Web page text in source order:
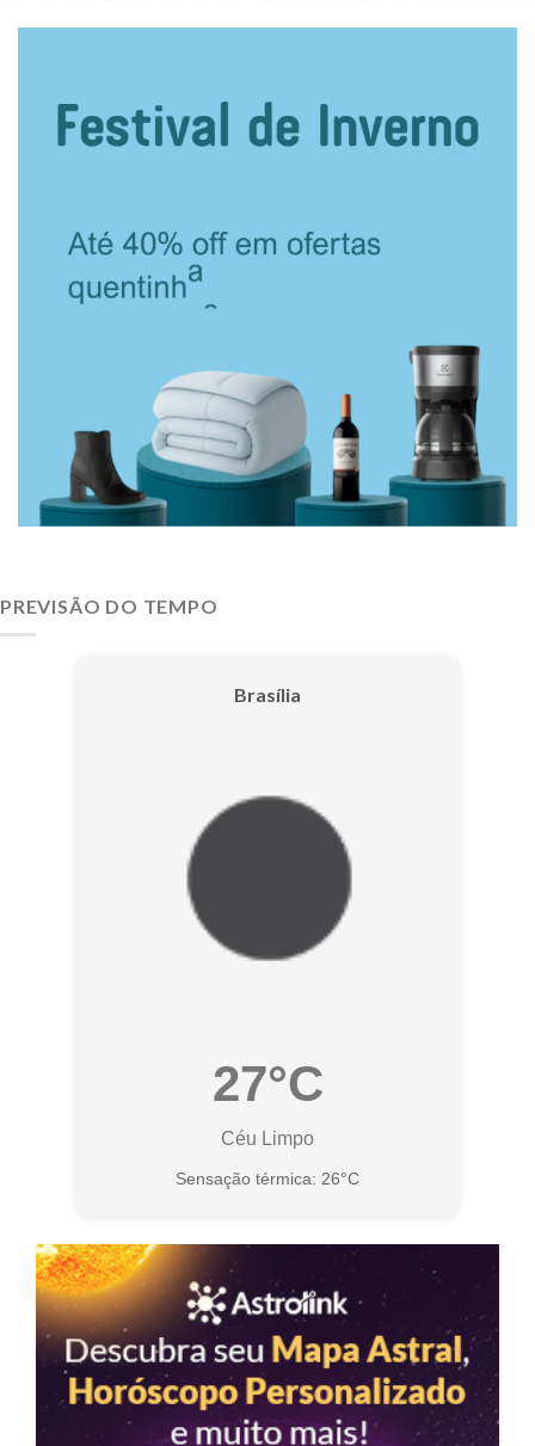
PREVISÃO DO TEMPO
Brasília
27°C
Céu Limpo
Sensação térmica: 26°C